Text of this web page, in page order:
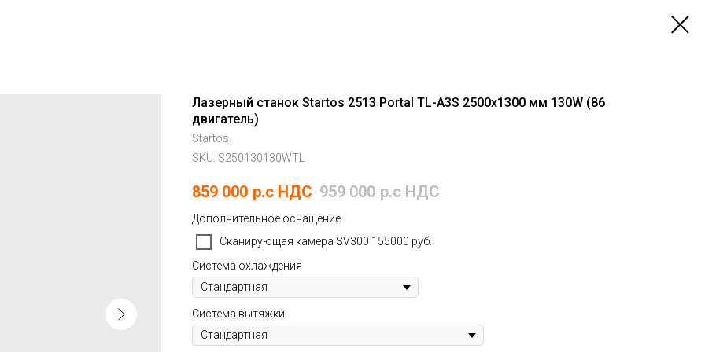
Лазерный станок Startos 2513 Portal TL-A3S 2500х1300 мм 130W (86
двигатель)
Startos
SKU: S250130130WTL
859 000 р.c НДС 959 000 р.c НДС
Дополнительное оснащение
Сканирующая камера SV300 155000 руб.
Система охлаждения
Система вытяжки